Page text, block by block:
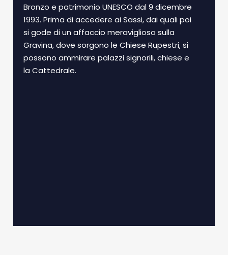
Bronzo e patrimonio UNESCO dal 9 dicembre
1993. Prima di accedere ai Sassi, dai quali poi
si gode di un affaccio meraviglioso sulla
Gravina, dove sorgono le Chiese Rupestri, si
possono ammirare palazzi signorili, chiese e
la Cattedrale.